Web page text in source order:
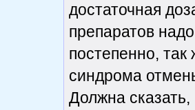
достаточная
препаратов
постепенно,
синдрома
Должна